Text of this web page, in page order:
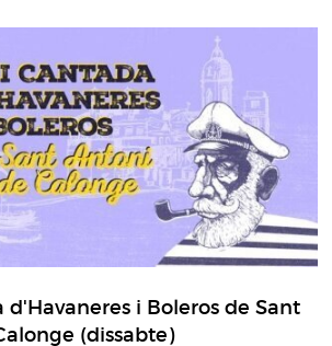
d'Havaneres i Boleros de Sant
(dissabte)